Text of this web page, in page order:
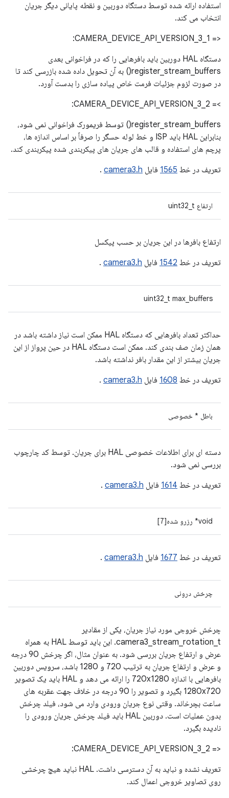
استفاده ارائه شده توسط دستگاه دوربین و نقطه پایانی دیگر جریان
انتخاب می کند.
<= CAMERA_DEVICE_API_VERSION_3_1:
دستگاه HAL دوربین باید بافرهایی را که در فراخوانی بعدی
register_stream_buffers() به آن تحویل داده شده بازرسی کند تا
در صورت لزوم جزئیات فرمت خاص پیاده سازی را بدست آورد.
>= CAMERA_DEVICE_API_VERSION_3_2:
register_stream_buffers() توسط فریمورک فراخوانی نمی شود،
بنابراین HAL باید ISP و خط لوله حسگر را صرفاً بر اساس اندازه ها،
پرچم های استفاده و قالب های جریان های پیکربندی شده پیکربندی کند.
تعریف در خط 1565 فایل camera3.h
.
ارتفاع uint32_t
ارتفاع بافرها در این جریان بر حسب پیکسل
تعریف در خط 1542 فایل camera3.h
.
uint32_t max_buffers
حداکثر تعداد بافرهایی که دستگاه HAL ممکن است نیاز داشته باشد در
همان زمان صف بندی کند. ممکن است دستگاه HAL در حین پرواز از این
جریان بیشتر از این مقدار بافر نداشته باشد.
تعریف در خط 1608 فایل camera3.h
.
باطل * خصوصی
دسته ای برای اطلاعات خصوصی HAL برای جریان. توسط کد چارچوب
بررسی نمی شود.
تعریف در خط 1614 فایل camera3.h
.
void* رزرو شده[7]
تعریف در خط 1677 فایل camera3.h
.
چرخش درونی
چرخش خروجی مورد نیاز جریان، یکی از مقادیر
camera3_stream_rotation_t. این باید توسط HAL به همراه
عرض و ارتفاع جریان بررسی شود. به عنوان مثال، اگر چرخش 90 درجه
و عرض و ارتفاع جریان به ترتیب 720 و 1280 باشد، سرویس دوربین
بافرهایی با اندازه 720x1280 را ارائه می دهد و HAL باید یک تصویر
1280x720 بگیرد و تصویر را 90 درجه در خلاف جهت عقربه های
ساعت بچرخاند. وقتی نوع جریان ورودی وارد می شود، فیلد چرخش
بدون عملیات است. دوربین HAL باید فیلد چرخش جریان ورودی را
نادیده بگیرد.
<= CAMERA_DEVICE_API_VERSION_3_2:
تعریف نشده و نباید به آن دسترسی داشت. HAL نباید هیچ چرخشی
روی تصاویر خروجی اعمال کند.